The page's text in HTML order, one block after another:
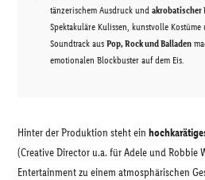
tänzerischem Ausdruck und akrobatischer
Spektakuläre Kulissen, kunstvolle
Soundtrack aus Pop, Rock und Balladen
emotionalen Blockbuster auf dem Eis.
Hinter der Produktion steht ein
(Creative Director u.a. für Adele und Robbie
Entertainment zu einem atmosphärischen